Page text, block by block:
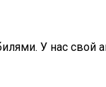
У нас свой